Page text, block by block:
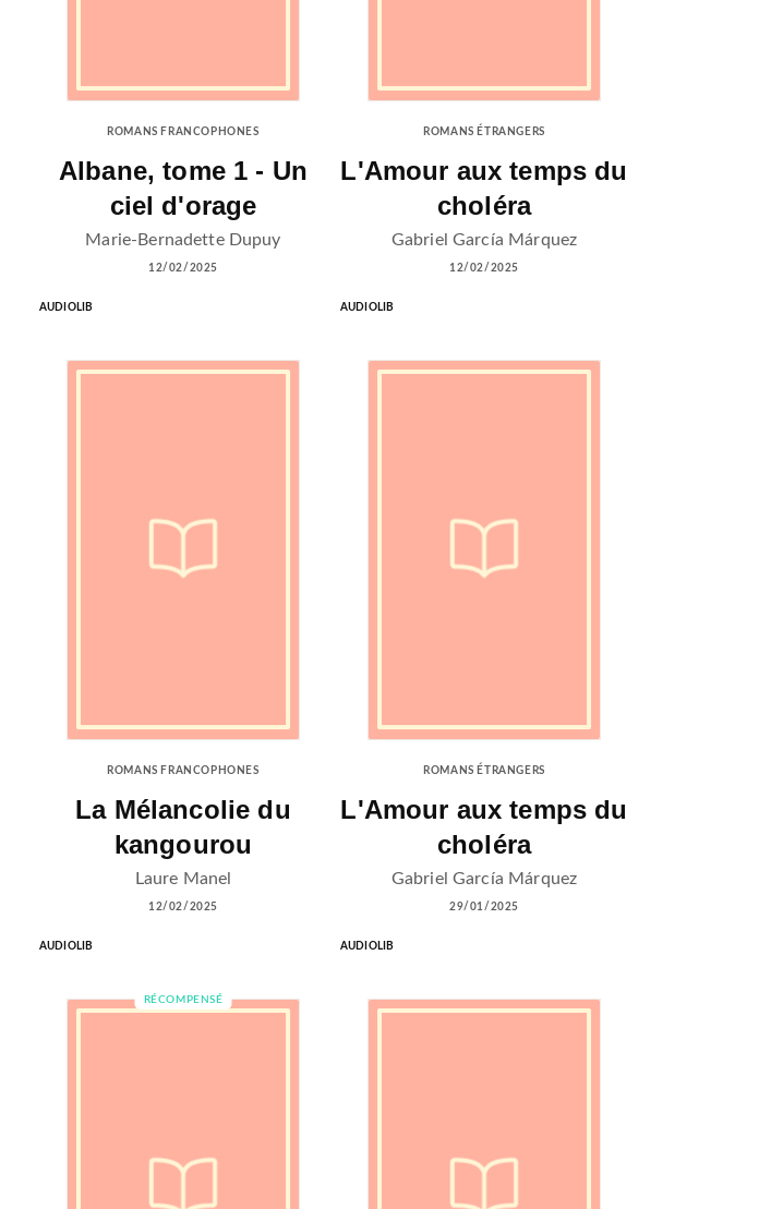
ROMANS FRANCOPHONES
Albane, tome 1 - Un
ciel d'orage
Marie-Bernadette Dupuy
12/02/2025
AUDIOLIB
ROMANS ÉTRANGERS
L'Amour aux temps du
choléra
Gabriel García Márquez
12/02/2025
AUDIOLIB
ROMANS FRANCOPHONES
La Mélancolie du
kangourou
Laure Manel
12/02/2025
AUDIOLIB
ROMANS ÉTRANGERS
L'Amour aux temps du
choléra
Gabriel García Márquez
29/01/2025
AUDIOLIB
RÉCOMPENSÉ